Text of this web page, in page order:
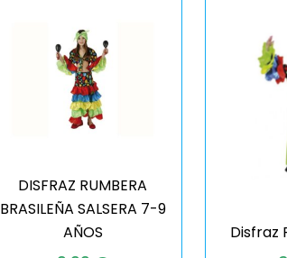
DISFRAZ RUMBERA
BRASILEÑA SALSERA 7-9
AÑOS
Disfraz